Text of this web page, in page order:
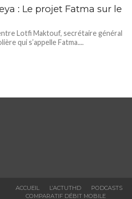
: Le projet Fatma sur le
Lotfi Maktouf, secrétaire général
qui s’appelle Fatma....
ACCUEIL L’ACTUTHD PODCASTS
COMPARATIF DÉBIT MOBILE